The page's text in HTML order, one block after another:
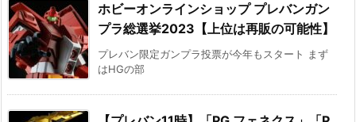
ホビーオンラインショップ プレバンガン
プラ総選挙2023【上位は再販の可能性】
プレバン限定ガンプラ投票が今年もスタート まず
はHGの部